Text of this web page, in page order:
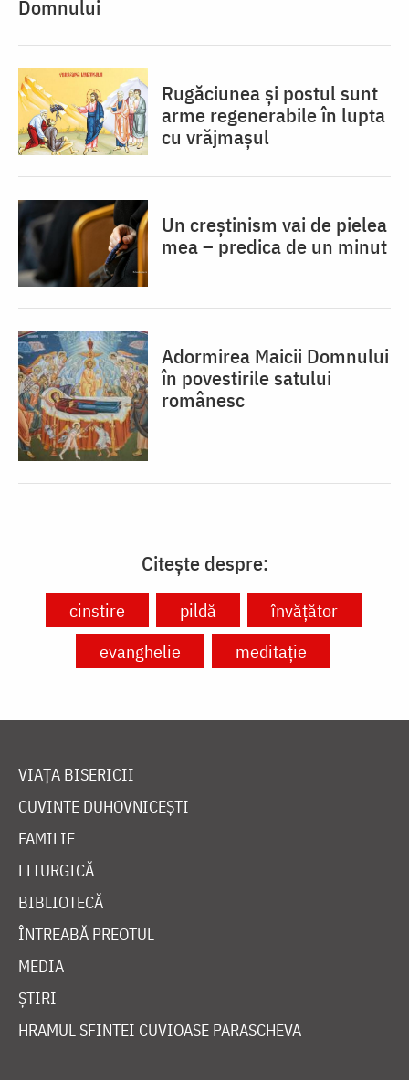
Domnului
Rugăciunea și postul sunt
arme regenerabile în lupta
cu vrăjmașul
Un creștinism vai de pielea
mea – predica de un minut
Adormirea Maicii Domnului
în povestirile satului
românesc
Citește despre:
cinstire pildă
învățător
evanghelie
meditație
VIAȚA BISERICII
CUVINTE DUHOVNICEȘTI
FAMILIE
LITURGICĂ
BIBLIOTECĂ
ÎNTREABĂ PREOTUL
MEDIA
ȘTIRI
HRAMUL SFINTEI CUVIOASE PARASCHEVA